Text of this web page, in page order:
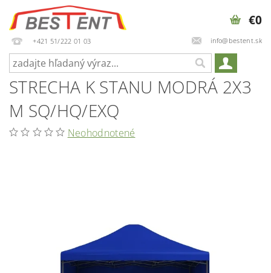
+421 51/222 01 03 info@bestent.sk
€0
STRECHA K STANU MODRÁ 2X3
M SQ/HQ/EXQ
Neohodnotené